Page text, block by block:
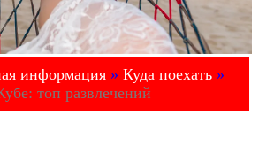
информация » Куда поехать »
топ развлечений